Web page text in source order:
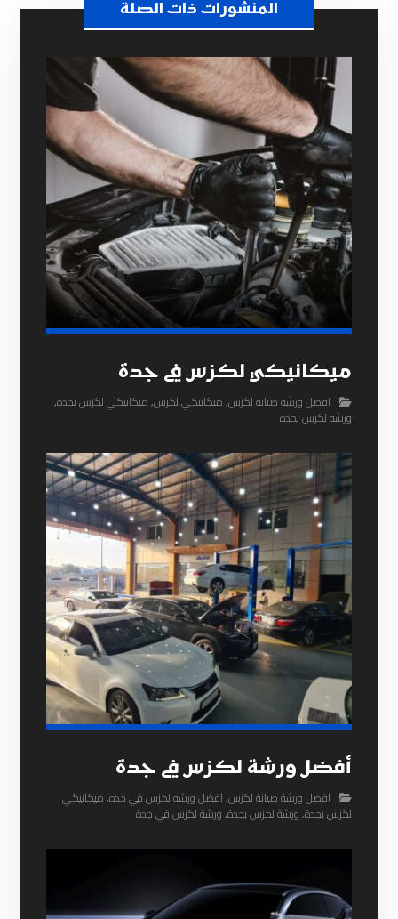
المنشورات ذات الصلة
ميكانيكي لكزس في جدة
افضل ورشة صيانة لكزس,ميكانيكي لكزس,ميكانيكي لكزس بجدة,
ورشة لكزس بجدة
أفضل ورشة لكزس في جدة
افضل ورشة صيانة لكزس,افضل ورشه لكزس في جده,ميكانيكي
لكزس بجدة,ورشة لكزس بجدة,ورشة لكزس في جدة